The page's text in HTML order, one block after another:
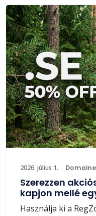
2026. július 1.
Szerezzen
kapjon mellé
Használja ki a